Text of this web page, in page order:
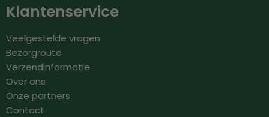
Klantenservice
Veelgestelde vragen
Bezorgroute
Verzendinformatie
Over ons
Onze partners
Contact